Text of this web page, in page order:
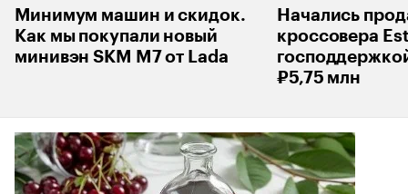
Минимум машин и скидок.
Как мы покупали новый
минивэн SKM M7 от Lada
Начались
кроссовера
₽5,75 млн